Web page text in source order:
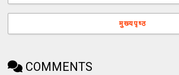
मुख्यपृष्ठ
COMMENTS